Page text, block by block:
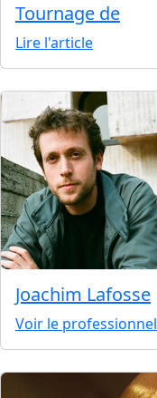
Tournage de
Lire l'article
Joachim Lafosse
Voir le professionnel